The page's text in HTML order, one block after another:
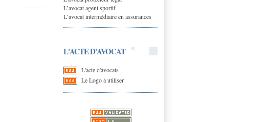
L’avocat agent sportif
L’avocat intermédiaire en assurances
L'ACTE D'AVOCAT
L'acte d'avocats
Le Logo à utiliser